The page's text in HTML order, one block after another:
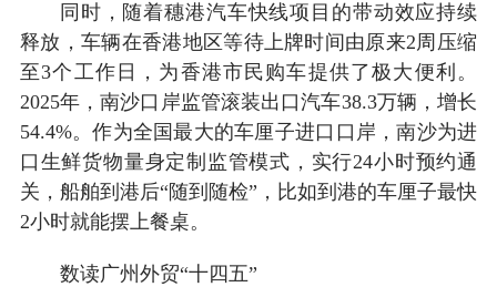
同时，随着穗港汽车快线项目的带动效应持续
释放，车辆在香港地区等待上牌时间由原来2周压缩
至3个工作日，为香港市民购车提供了极大便利。
2025年，南沙口岸监管滚装出口汽车38.3万辆，增长
54.4%。作为全国最大的车厘子进口口岸，南沙为进
口生鲜货物量身定制监管模式，实行24小时预约通
关，船舶到港后“随到随检”，比如到港的车厘子最快
2小时就能摆上餐桌。
数读广州外贸“十四五”